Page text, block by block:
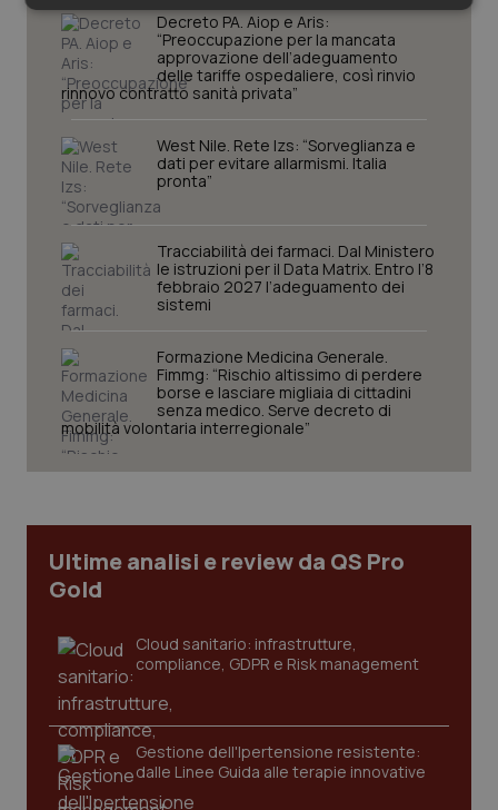
Decreto PA. Aiop e Aris:
“Preoccupazione per la mancata
approvazione dell’adeguamento
delle tariffe ospedaliere, così rinvio
rinnovo contratto sanità privata”
West Nile. Rete Izs: “Sorveglianza e
dati per evitare allarmismi. Italia
pronta”
Tracciabilità dei farmaci. Dal Ministero
le istruzioni per il Data Matrix. Entro l’8
febbraio 2027 l’adeguamento dei
sistemi
Formazione Medicina Generale.
Fimmg: “Rischio altissimo di perdere
borse e lasciare migliaia di cittadini
senza medico. Serve decreto di
mobilità volontaria interregionale”
Ultime analisi e review da QS Pro
Gold
Cloud sanitario: infrastrutture,
compliance, GDPR e Risk management
Gestione dell'Ipertensione resistente:
dalle Linee Guida alle terapie innovative
Necessari Statistici Marketing
Necessari Statistici Marketing
I cookie necessari contribuiscono a rendere fruibile il
sito web abilitandone funzionalità di base quali la
navigazione sulle pagine e l'accesso alle aree
protette del sito. Il sito web non è in grado di
funzionare correttamente senza questi cookie.
Nome
YouTube
.youtube.com
CookieScriptConsent
www.quotidianosanita.it